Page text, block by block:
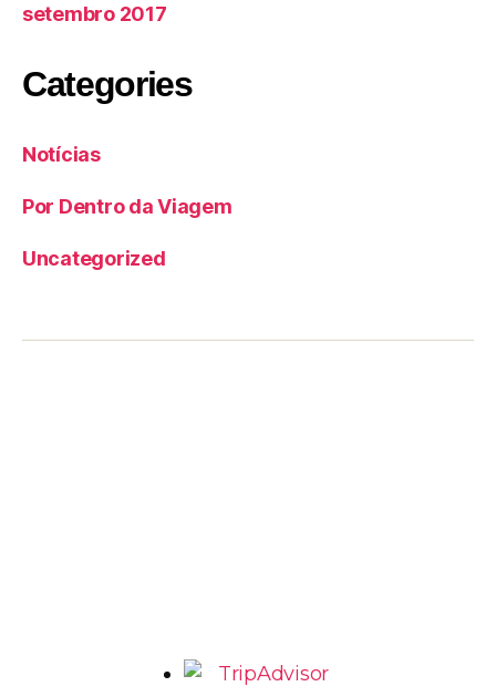
setembro 2017
Categories
Notícias
Por Dentro da Viagem
Uncategorized